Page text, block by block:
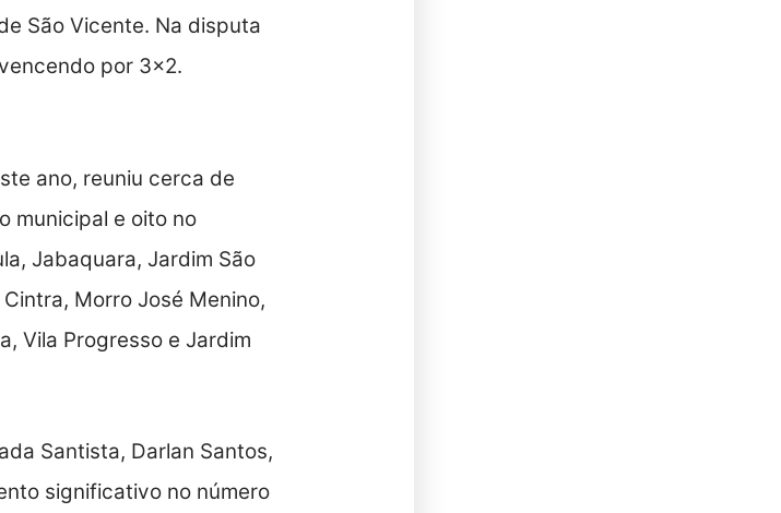
São Vicente. Na disputa
por 3×2.
ano, reuniu cerca de
municipal e oito no
Jabaquara, Jardim São
Morro José Menino,
Vila Progresso e Jardim
Santista, Darlan Santos,
significativo no número